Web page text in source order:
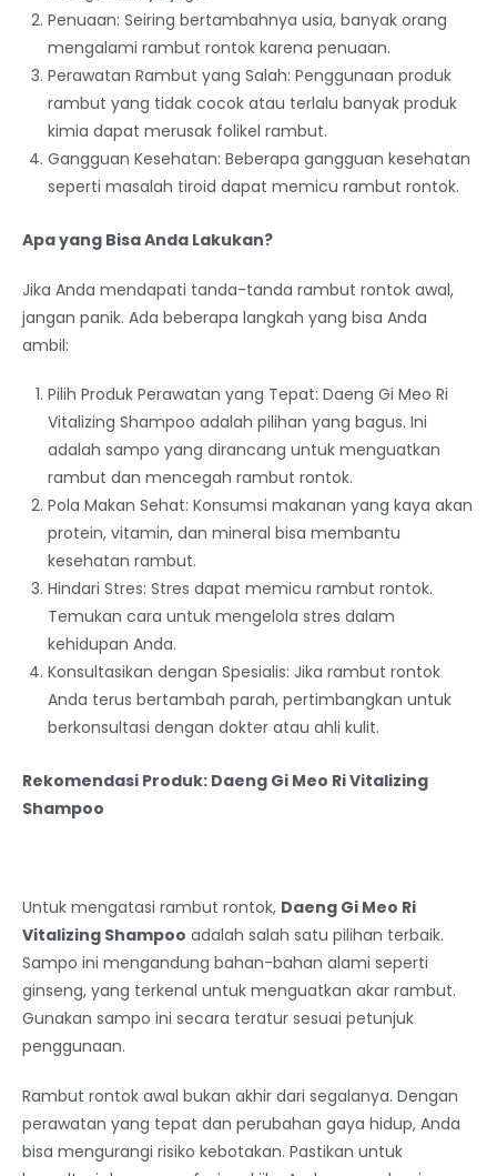
Penuaan: Seiring bertambahnya usia, banyak orang
mengalami rambut rontok karena penuaan.
Perawatan Rambut yang Salah: Penggunaan produk
rambut yang tidak cocok atau terlalu banyak produk
kimia dapat merusak folikel rambut.
Gangguan Kesehatan: Beberapa gangguan kesehatan
seperti masalah tiroid dapat memicu rambut rontok.
Apa yang Bisa Anda Lakukan?
Jika Anda mendapati tanda-tanda rambut rontok awal,
jangan panik. Ada beberapa langkah yang bisa Anda
ambil:
Pilih Produk Perawatan yang Tepat: Daeng Gi Meo Ri
Vitalizing Shampoo adalah pilihan yang bagus. Ini
adalah sampo yang dirancang untuk menguatkan
rambut dan mencegah rambut rontok.
Pola Makan Sehat: Konsumsi makanan yang kaya akan
protein, vitamin, dan mineral bisa membantu
kesehatan rambut.
Hindari Stres: Stres dapat memicu rambut rontok.
Temukan cara untuk mengelola stres dalam
kehidupan Anda.
Konsultasikan dengan Spesialis: Jika rambut rontok
Anda terus bertambah parah, pertimbangkan untuk
berkonsultasi dengan dokter atau ahli kulit.
Rekomendasi Produk: Daeng Gi Meo Ri Vitalizing
Shampoo
Untuk mengatasi rambut rontok, Daeng Gi Meo Ri
Vitalizing Shampoo adalah salah satu pilihan terbaik.
Sampo ini mengandung bahan-bahan alami seperti
ginseng, yang terkenal untuk menguatkan akar rambut.
Gunakan sampo ini secara teratur sesuai petunjuk
penggunaan.
Rambut rontok awal bukan akhir dari segalanya. Dengan
perawatan yang tepat dan perubahan gaya hidup, Anda
bisa mengurangi risiko kebotakan. Pastikan untuk